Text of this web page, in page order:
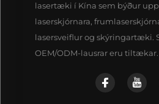
lasertæki í Kína sem býður upp
laserskjórnara,
lasersveiflur og skýringartæki.
OEM/ODM-lausrar eru